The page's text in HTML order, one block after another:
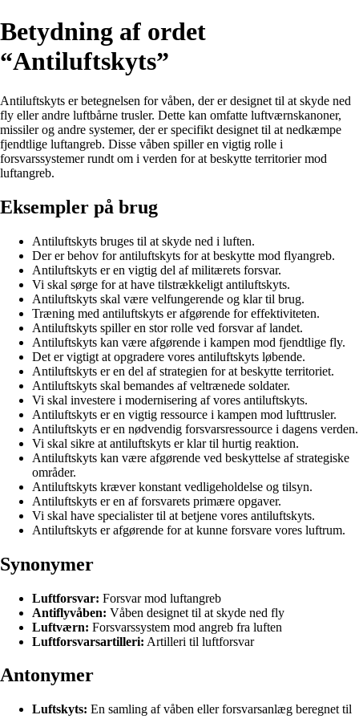
Betydning af ordet
“Antiluftskyts”
Antiluftskyts er betegnelsen for våben, der er designet til at skyde ned
fly eller andre luftbårne trusler. Dette kan omfatte luftværnskanoner,
missiler og andre systemer, der er specifikt designet til at nedkæmpe
fjendtlige luftangreb. Disse våben spiller en vigtig rolle i
forsvarssystemer rundt om i verden for at beskytte territorier mod
luftangreb.
Eksempler på brug
Antiluftskyts bruges til at skyde ned i luften.
Der er behov for antiluftskyts for at beskytte mod flyangreb.
Antiluftskyts er en vigtig del af militærets forsvar.
Vi skal sørge for at have tilstrækkeligt antiluftskyts.
Antiluftskyts skal være velfungerende og klar til brug.
Træning med antiluftskyts er afgørende for effektiviteten.
Antiluftskyts spiller en stor rolle ved forsvar af landet.
Antiluftskyts kan være afgørende i kampen mod fjendtlige fly.
Det er vigtigt at opgradere vores antiluftskyts løbende.
Antiluftskyts er en del af strategien for at beskytte territoriet.
Antiluftskyts skal bemandes af veltrænede soldater.
Vi skal investere i modernisering af vores antiluftskyts.
Antiluftskyts er en vigtig ressource i kampen mod lufttrusler.
Antiluftskyts er en nødvendig forsvarsressource i dagens verden.
Vi skal sikre at antiluftskyts er klar til hurtig reaktion.
Antiluftskyts kan være afgørende ved beskyttelse af strategiske
områder.
Antiluftskyts kræver konstant vedligeholdelse og tilsyn.
Antiluftskyts er en af forsvarets primære opgaver.
Vi skal have specialister til at betjene vores antiluftskyts.
Antiluftskyts er afgørende for at kunne forsvare vores luftrum.
Synonymer
Luftforsvar: Forsvar mod luftangreb
Antiflyvåben: Våben designet til at skyde ned fly
Luftværn: Forsvarssystem mod angreb fra luften
Luftforsvarsartilleri: Artilleri til luftforsvar
Antonymer
Luftskyts: En samling af våben eller forsvarsanlæg beregnet til